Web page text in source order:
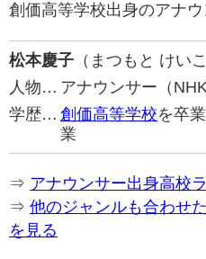
創価高等学校出身のアナウ
松本慶子 （まつもと けいこ
人物… アナウンサー（
学歴… 創価高等学校を卒
業
⇒ アナウンサー出身高校
⇒ 他のジャンルも合わせ
を見る